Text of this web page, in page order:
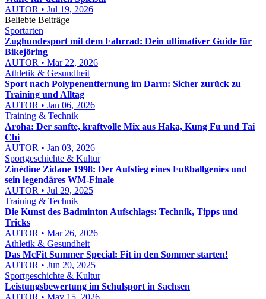
AUTOR • Jul 19, 2026
Beliebte Beiträge
Sportarten
Zughundesport mit dem Fahrrad: Dein ultimativer Guide für
Bikejöring
AUTOR • Mar 22, 2026
Athletik & Gesundheit
Sport nach Polypenentfernung im Darm: Sicher zurück zu
Training und Alltag
AUTOR • Jan 06, 2026
Training & Technik
Aroha: Der sanfte, kraftvolle Mix aus Haka, Kung Fu und Tai
Chi
AUTOR • Jan 03, 2026
Sportgeschichte & Kultur
Zinédine Zidane 1998: Der Aufstieg eines Fußballgenies und
sein legendäres WM-Finale
AUTOR • Jul 29, 2025
Training & Technik
Die Kunst des Badminton Aufschlags: Technik, Tipps und
Tricks
AUTOR • Mar 26, 2026
Athletik & Gesundheit
Das McFit Summer Special: Fit in den Sommer starten!
AUTOR • Jun 20, 2025
Sportgeschichte & Kultur
Leistungsbewertung im Schulsport in Sachsen
AUTOR • May 15, 2026